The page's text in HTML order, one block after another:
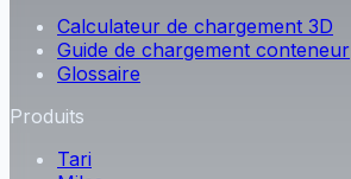
Calculateur de chargement 3D
Guide de chargement conteneur
Glossaire
Produits
Tari